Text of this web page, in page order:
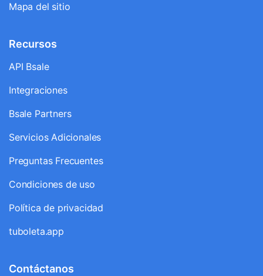
Mapa del sitio
Recursos
API Bsale
Integraciones
Bsale Partners
Servicios Adicionales
Preguntas Frecuentes
Condiciones de uso
Política de privacidad
tuboleta.app
Contáctanos